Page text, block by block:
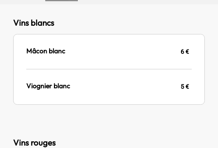
Vins blancs
Mâcon blanc 6 €
Viognier blanc 5 €
Vins rouges